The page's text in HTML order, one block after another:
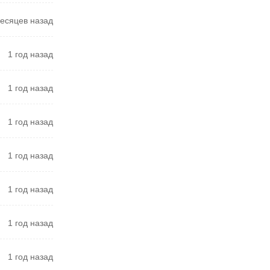
назад
1 год назад
1 год назад
1 год назад
1 год назад
1 год назад
1 год назад
1 год назад